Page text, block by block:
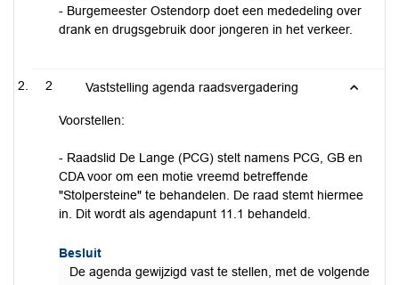
- Burgemeester Ostendorp doet een mededeling over
drank en drugsgebruik door jongeren in het verkeer.
2 Vaststelling agenda raadsvergadering
Voorstellen:
- Raadslid De Lange (PCG) stelt namens PCG, GB en
CDA voor om een motie vreemd betreffende
"Stolpersteine" te behandelen. De raad stemt hiermee
in. Dit wordt als agendapunt 11.1 behandeld.
Besluit
De agenda gewijzigd vast te stellen, met de volgende